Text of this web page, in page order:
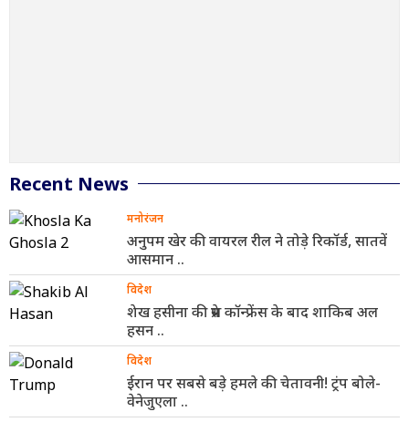
Recent News
मनोरंजन
अनुपम खेर की वायरल रील ने तोड़े रिकॉर्ड, सातवें
आसमान ..
विदेश
शेख हसीना की प्रेस कॉन्फ्रेंस के बाद शाकिब अल
हसन ..
विदेश
ईरान पर सबसे बड़े हमले की चेतावनी! ट्रंप बोले-
वेनेजुएला ..